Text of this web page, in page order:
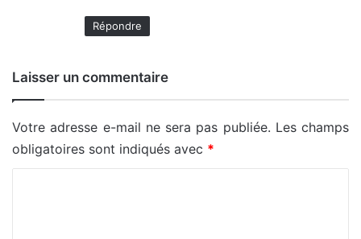
Répondre
Laisser un commentaire
Votre adresse e-mail ne sera pas publiée. Les champs
obligatoires sont indiqués avec *